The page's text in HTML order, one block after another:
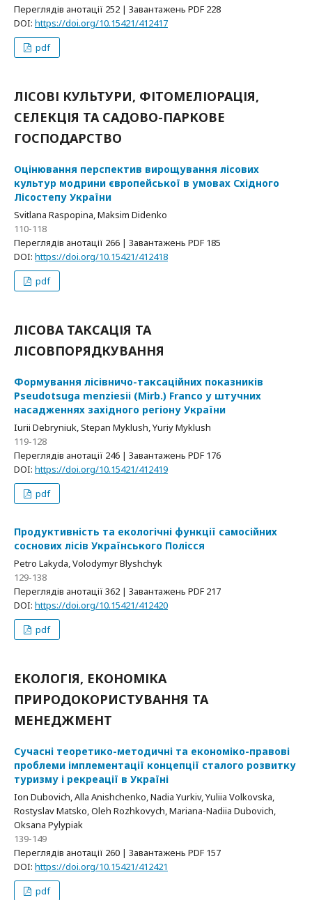
Переглядів анотації 252 | Завантажень PDF 228
DOI: https://doi.org/10.15421/412417
pdf
ЛІСОВІ КУЛЬТУРИ, ФІТОМЕЛІОРАЦІЯ,
СЕЛЕКЦІЯ ТА САДОВО-ПАРКОВЕ
ГОСПОДАРСТВО
Оцінювання перспектив вирощування лісових
культур модрини європейської в умовах Східного
Лісостепу України
Svitlana Raspopina, Maksim Didenko
110-118
Переглядів анотації 266 | Завантажень PDF 185
DOI: https://doi.org/10.15421/412418
pdf
ЛІСОВА ТАКСАЦІЯ ТА
ЛІСОВПОРЯДКУВАННЯ
Формування лісівничо-таксаційних показників
Pseudotsuga menziesii (Mirb.) Franco у штучних
насадженнях західного регіону України
Iurii Debryniuk, Stepan Myklush, Yuriy Myklush
119-128
Переглядів анотації 246 | Завантажень PDF 176
DOI: https://doi.org/10.15421/412419
pdf
Продуктивність та екологічні функції самосійних
соснових лісів Українського Полісся
Petro Lakyda, Volodymyr Blyshchyk
129-138
Переглядів анотації 362 | Завантажень PDF 217
DOI: https://doi.org/10.15421/412420
pdf
ЕКОЛОГІЯ, ЕКОНОМІКА
ПРИРОДОКОРИСТУВАННЯ ТА
МЕНЕДЖМЕНТ
Сучасні теоретико-методичні та економіко-правові
проблеми імплементації концепції сталого розвитку
туризму і рекреації в Україні
Ion Dubovich, Alla Anishchenko, Nadia Yurkiv, Yuliia Volkovska,
Rostyslav Matsko, Oleh Rozhkovych, Mariana-Nadiia Dubovich,
Oksana Pylypiak
139-149
Переглядів анотації 260 | Завантажень PDF 157
DOI: https://doi.org/10.15421/412421
pdf